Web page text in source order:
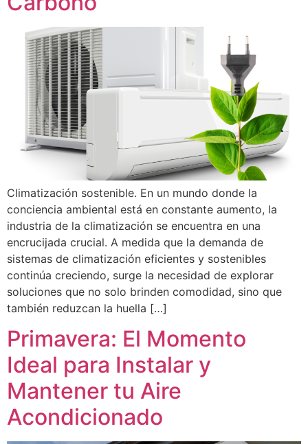
Climatización sostenible. En un mundo donde la
conciencia ambiental está en constante aumento, la
industria de la climatización se encuentra en una
encrucijada crucial. A medida que la demanda de
sistemas de climatización eficientes y sostenibles
continúa creciendo, surge la necesidad de explorar
soluciones que no solo brinden comodidad, sino que
también reduzcan la huella […]
Primavera: El Momento
Ideal para Instalar y
Mantener tu Aire
Acondicionado